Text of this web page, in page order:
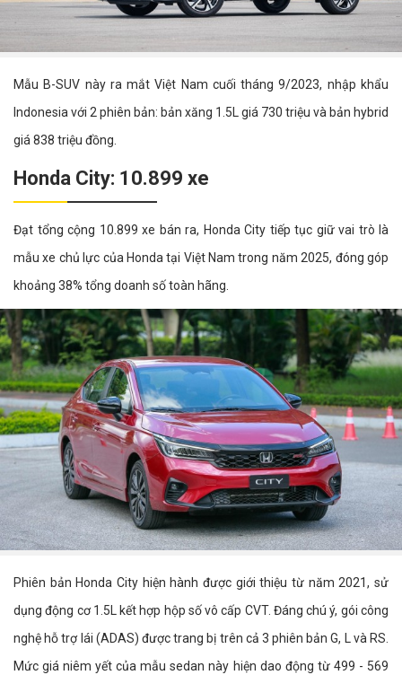
Mẫu B-SUV này ra mắt Việt Nam cuối tháng 9/2023, nhập khẩu
Indonesia với 2 phiên bản: bản xăng 1.5L giá 730 triệu và bản hybrid
giá 838 triệu đồng.
Honda City: 10.899 xe
Đạt tổng cộng 10.899 xe bán ra, Honda City tiếp tục giữ vai trò là
mẫu xe chủ lực của Honda tại Việt Nam trong năm 2025, đóng góp
khoảng 38% tổng doanh số toàn hãng.
Phiên bản Honda City hiện hành được giới thiệu từ năm 2021, sử
dụng động cơ 1.5L kết hợp hộp số vô cấp CVT. Đáng chú ý, gói công
nghệ hỗ trợ lái (ADAS) được trang bị trên cả 3 phiên bản G, L và RS.
Mức giá niêm yết của mẫu sedan này hiện dao động từ 499 - 569